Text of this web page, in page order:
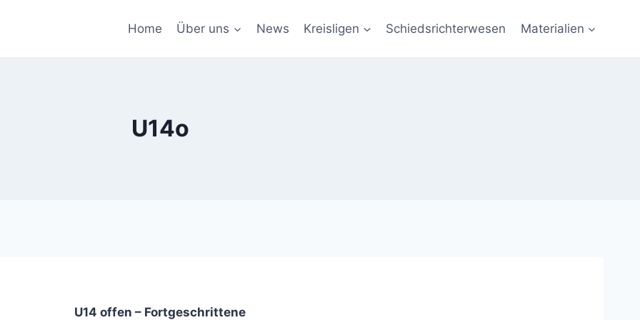
Home Über uns News Kreisligen Schiedsrichterwesen Materialien
U14o
U14 offen – Fortgeschrittene